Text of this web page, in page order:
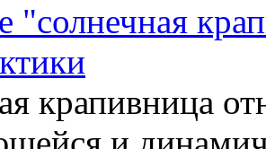
"солнечная
крапивница